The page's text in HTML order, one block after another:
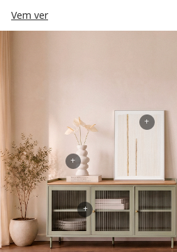
Vem ver
+
+
+